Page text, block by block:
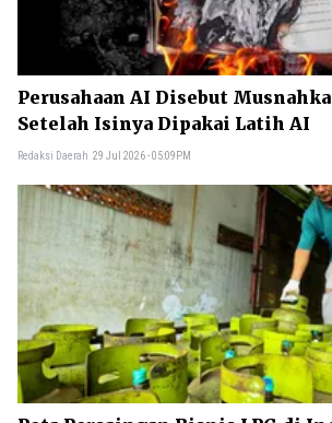
Perusahaan AI Disebut
Setelah Isinya Dipakai Latih AI
Redaksi Daerah 29 Jul 2026 - 05:09PM